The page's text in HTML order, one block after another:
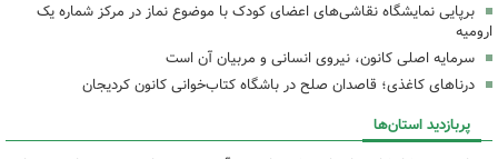
برپایی نمایشگاه نقاشی‌های اعضای کودک با موضوع نماز در مرکز شماره یک
ارومیه
سرمایه اصلی کانون، نیروی انسانی و مربیان آن است
درناهای کاغذی؛ قاصدان صلح در باشگاه کتاب‌خوانی کانون کردیجان
پربازدید استان‌ها